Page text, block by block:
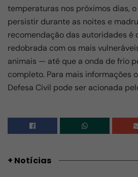
temperaturas nos próximos dias,
persistir durante as noites e
recomendação das autoridades é
redobrada com os mais
animais — até que a onda de frio
completo. Para mais informações
Defesa Civil pode ser acionada
+ Notícias